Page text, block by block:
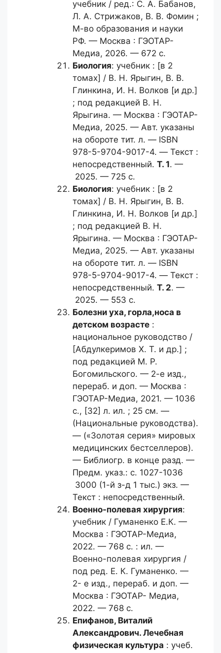
учебник / ред.: С. А. Бабанов,
Л. А. Стрижаков, В. В. Фомин ;
М-во образования и науки
РФ. — Москва : ГЭОТАР-
Медиа, 2026. — 672 с.
Биология: учебник : [в 2
томах] / B. Н. Ярыгин, B. В.
Глинкина, И. Н. Волков [и др.]
; под редакцией В. Н.
Ярыгина. — Москва : ГЭОТАР-
Медиа, 2025. — Авт. указаны
на обороте тит. л. — ISBN
978-5-9704-9017-4. — Текст :
непосредственный. Т. 1. —
2025. — 725 с.
Биология: учебник : [в 2
томах] / B. Н. Ярыгин, B. В.
Глинкина, И. Н. Волков [и др.]
; под редакцией В. Н.
Ярыгина. — Москва : ГЭОТАР-
Медиа, 2025. — Авт. указаны
на обороте тит. л. — ISBN
978-5-9704-9017-4. — Текст :
непосредственный. Т. 2. —
2025. — 553 с.
Болезни уха, горла,носа в
детском возрасте :
национальное руководство /
[Абдулкеримов Х. Т. и др.] ;
под редакцией М. Р.
Богомильского. — 2-е изд.,
перераб. и доп. — Москва :
ГЭОТАР-Медиа, 2021. — 1036
с., [32] л. ил. ; 25 см. —
(Национальные руководства).
— («Золотая серия» мировых
медицинских бестселлеров).
— Библиогр. в конце разд. —
Предм. указ.: с. 1027-1036
3000 (1-й з-д 1 тыс.) экз. —
Текст : непосредственный.
Военно-полевая хирургия:
учебник / Гуманенко Е.К. —
Москва : ГЭОТАР-Медиа,
2022. — 768 с. : ил. —
Военно-полевая хирургия /
под ред. Е. К. Гуманенко. —
2- е изд., перераб. и доп. —
Москва : ГЭОТАР- Медиа,
2022. — 768 с.
Епифанов, Виталий
Александрович. Лечебная
физическая культура : учеб.